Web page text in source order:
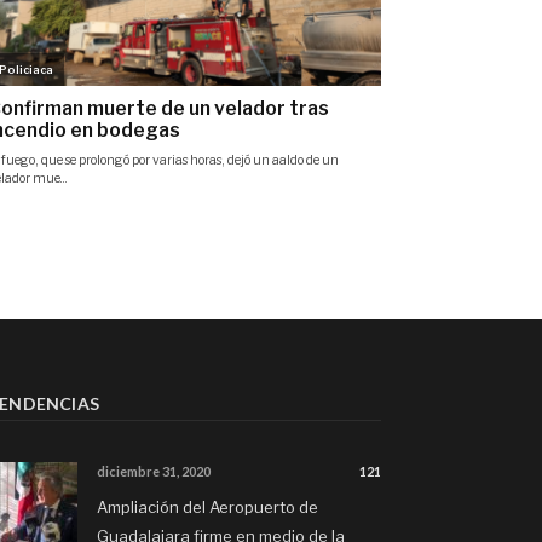
diciembre 31, 2020 121
Ampliación del Aeropuerto de
Guadalajara firme en medio de la